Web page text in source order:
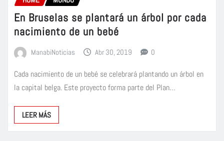
En Bruselas se plantará un árbol por cada
nacimiento de un bebé
ManabiNoticias Abr 30, 2019 0
Cada nacimiento de un bebé se celebrará plantando un árbol en
la capital belga. Este proyecto forma parte del Plan…
LEER MÁS